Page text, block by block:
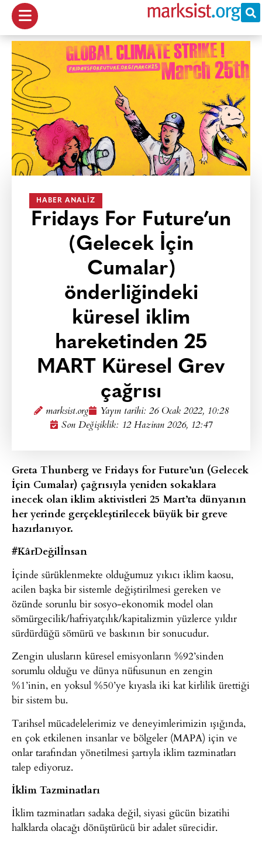
HABER ANALIZ
Fridays For Future’un
(Gelecek İçin
Cumalar)
önderliğindeki
küresel iklim
hareketinden 25
MART Küresel Grev
çağrısı
marksist.org Yayın tarihi: 26 Ocak 2022, 10:28
Son Değişiklik: 12 Haziran 2026, 12:47
Greta Thunberg ve Fridays for Future’un (Gelecek
İçin Cumalar) çağrısıyla yeniden sokaklara
inecek olan iklim aktivistleri 25 Mart’ta dünyanın
her yerinde gerçekleştirilecek büyük bir greve
hazırlanıyor.
#KârDeğilİnsan
İçinde sürüklenmekte olduğumuz yıkıcı iklim kaosu,
acilen başka bir sistemle değiştirilmesi gereken ve
özünde sorunlu bir sosyo-ekonomik model olan
sömürgecilik/hafriyatçılık/kapitalizmin yüzlerce yıldır
sürdürdüğü sömürü ve baskının bir sonucudur.
Zengin ulusların küresel emisyonların %92’sinden
sorumlu olduğu ve dünya nüfusunun en zengin
%1’inin, en yoksul %50’ye kıyasla iki kat kirlilik ürettiği
bir sistem bu.
Tarihsel mücadelelerimiz ve deneyimlerimizin ışığında,
en çok etkilenen insanlar ve bölgeler (MAPA) için ve
onlar tarafından yönetilmesi şartıyla iklim tazminatları
talep ediyoruz.
İklim Tazminatları
İklim tazminatları sadaka değil, siyasi gücün bizatihi
halklarda olacağı dönüştürücü bir adalet sürecidir.